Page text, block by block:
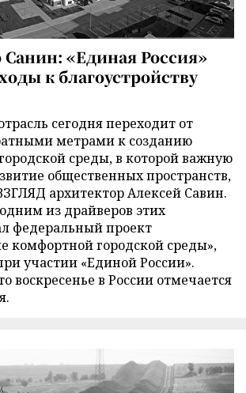
Санин: «Единая Россия»
к благоустройству
сегодня переходит от
метрами к созданию
среды, в которой важную
общественных пространств,
архитектор Алексей Савин.
из драйверов этих
федеральный проект
комфортной городской среды»,
участии «Единой России».
воскресенье в России отмечается